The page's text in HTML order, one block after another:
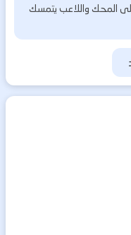
المحك واللاعب يتمسك